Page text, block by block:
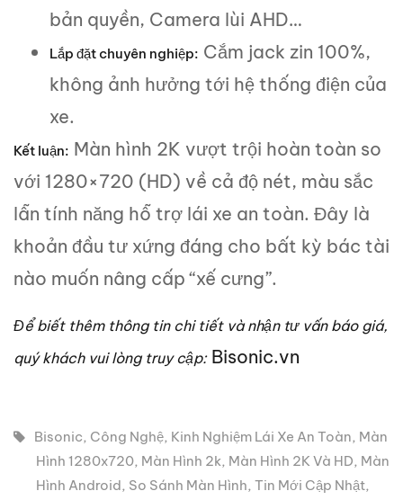
bản quyền, Camera lùi AHD…
Lắp đặt chuyên nghiệp: Cắm jack zin 100%,
không ảnh hưởng tới hệ thống điện của
xe.
Kết luận: Màn hình 2K vượt trội hoàn toàn so
với 1280×720 (HD) về cả độ nét, màu sắc
lẫn tính năng hỗ trợ lái xe an toàn. Đây là
khoản đầu tư xứng đáng cho bất kỳ bác tài
nào muốn nâng cấp “xế cưng”.
Để biết thêm thông tin chi tiết và nhận tư vấn báo giá,
quý khách vui lòng truy cập: Bisonic.vn
Bisonic, Công Nghệ, Kinh Nghiệm Lái Xe An Toàn, Màn
Hình 1280x720, Màn Hình 2k, Màn Hình 2K Và HD, Màn
Hình Android, So Sánh Màn Hình, Tin Mới Cập Nhật,